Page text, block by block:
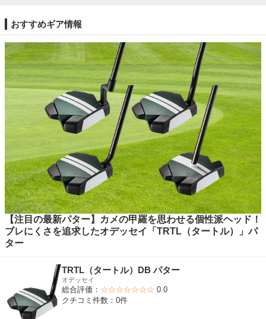
おすすめギア情報
【注目の最新パター】カメの甲羅を思わせる個性派ヘッド！
ブレにくさを追求したオデッセイ「TRTL（タートル）」パ
ター
TRTL（タートル）DB パター
オデッセイ
総合評価： ☆☆☆☆☆☆☆ 0.0
クチコミ件数：0件